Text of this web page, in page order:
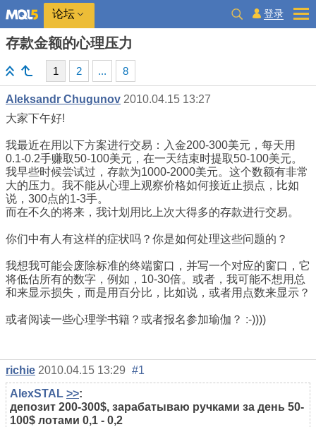
论坛 登录
存款金额的心理压力
1 2 ... 8
Aleksandr Chugunov 2010.04.15 13:27
大家下午好!
我最近在用以下方案进行交易：入金200-300美元，每天用
0.1-0.2手赚取50-100美元，在一天结束时提取50-100美元。
我早些时候尝试过，存款为1000-2000美元。这个数额有非常
大的压力。我不能从心理上观察价格如何接近止损点，比如
说，300点的1-3手。
而在不久的将来，我计划用比上次大得多的存款进行交易。
你们中有人有这样的症状吗？你是如何处理这些问题的？
我想我可能会废除标准的终端窗口，并写一个对应的窗口，它
将低估所有的数字，例如，10-30倍。或者，我可能不想用总
和来显示损失，而是用百分比，比如说，或者用点数来显示？
或者阅读一些心理学书籍？或者报名参加瑜伽？ :-))))
richie 2010.04.15 13:29 #1
AlexSTAL >>:
депозит 200-300$, зарабатываю ручками за день 50-
100$ лотами 0,1 - 0,2